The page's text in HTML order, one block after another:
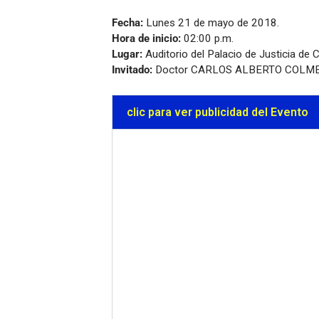
Fecha: Lunes 21 de mayo de 2018.
Hora de inicio: 02:00 p.m.
Lugar: Auditorio del Palacio de Justicia de
Invitado: Doctor CARLOS ALBERTO
clic para ver publicidad del Evento